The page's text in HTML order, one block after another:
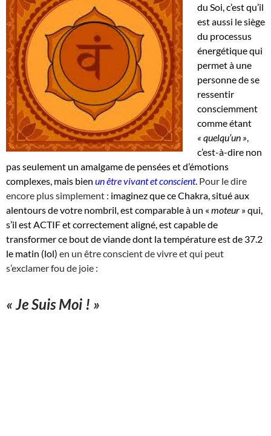
du Soi, c’est qu’il
est aussi le siège
du processus
énergétique qui
permet à une
personne de se
ressentir
consciemment
comme étant
« quelqu’un »
c’est-à-dire non
pas seulement un amalgame de pensées et d’émotions
complexes, mais bien un être vivant et conscient. Pour le dire
encore plus simplement : imaginez que ce Chakra, situé aux
alentours de votre nombril, est comparable à un « moteur » qui,
s’il est ACTIF et correctement aligné, est capable de
transformer ce bout de viande dont la température est de 37.2
le matin (lol) en un être conscient de vivre et qui peut
s’exclamer fou de joie :
« Je Suis Moi ! »